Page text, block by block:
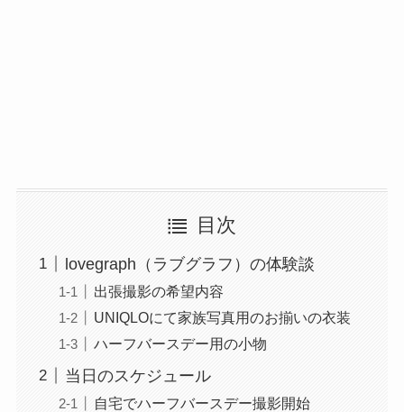
目次
lovegraph（ラブグラフ）の体験談
出張撮影の希望内容
UNIQLOにて家族写真用のお揃いの衣装
ハーフバースデー用の小物
当日のスケジュール
自宅でハーフバースデー撮影開始